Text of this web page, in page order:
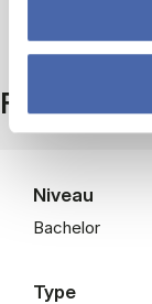
Fakta
Niveau
Bachelor
Type